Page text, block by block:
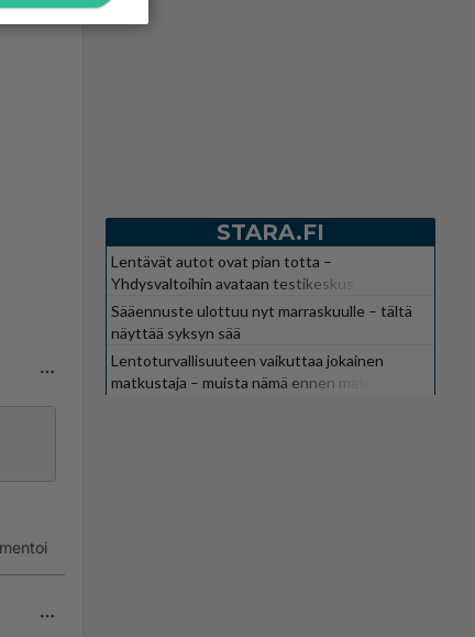
STARA.FI
Lentävät autot ovat pian totta –
Yhdysvaltoihin avataan testikeskus
Sääennuste ulottuu nyt marraskuulle – tältä
näyttää syksyn sää
Lentoturvallisuuteen vaikuttaa jokainen
matkustaja – muista nämä ennen matkaa